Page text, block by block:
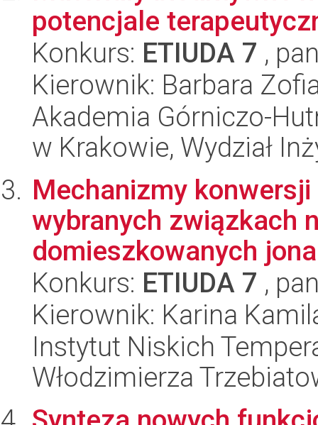
potencjale
Konkurs: ETIUDA 7 ,
Kierownik: Barbara
Akademia Górniczo-
w Krakowie, Wydział
Mechanizmy
wybranych związkach
domieszkowanych
Konkurs: ETIUDA 7 ,
Kierownik: Karina
Instytut Niskich
Włodzimierza